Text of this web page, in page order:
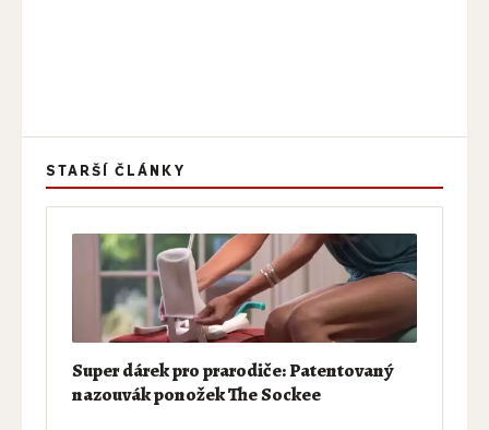
STARŠÍ ČLÁNKY
Super dárek pro prarodiče: Patentovaný
nazouvák ponožek The Sockee